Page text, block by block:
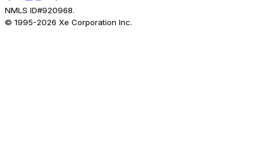
NMLS ID#920968.
© 1995-2026 Xe Corporation Inc.